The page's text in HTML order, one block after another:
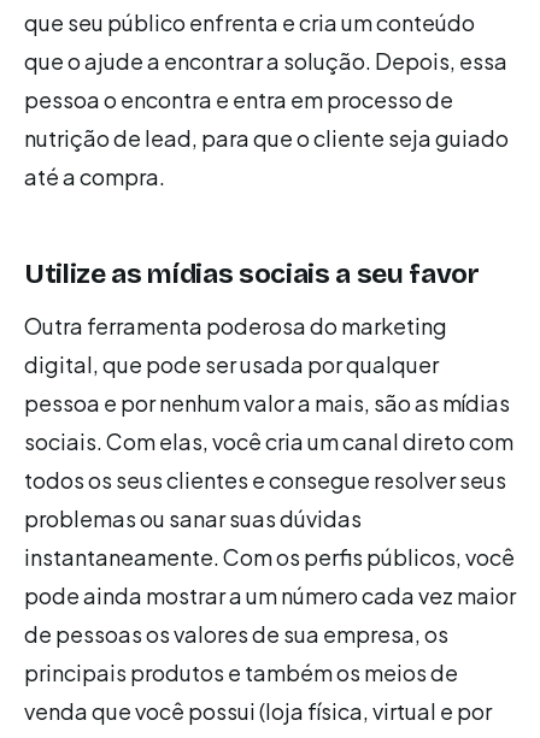
que seu público enfrenta e cria um conteúdo
que o ajude a encontrar a solução. Depois, essa
pessoa o encontra e entra em processo de
nutrição de lead, para que o cliente seja guiado
até a compra.
Utilize as mídias sociais a seu favor
Outra ferramenta poderosa do marketing
digital, que pode ser usada por qualquer
pessoa e por nenhum valor a mais, são as mídias
sociais. Com elas, você cria um canal direto com
todos os seus clientes e consegue resolver seus
problemas ou sanar suas dúvidas
instantaneamente. Com os perfis públicos, você
pode ainda mostrar a um número cada vez maior
de pessoas os valores de sua empresa, os
principais produtos e também os meios de
venda que você possui (loja física, virtual e por